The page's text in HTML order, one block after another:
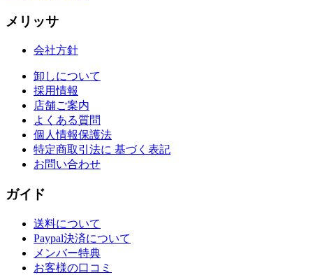
詳しく見る
【anan】4月24日発行! プ
ッグ、カードケース、箸置き
が紹介されました！
詳しく見る
【ポコチェ】3月24日発行!
マーライオンカレンダーが紹
介されました。
メリッサ
会社方針
卸しについて
採用情報
店舗ご案内
よくある質問
個人情報保護法
特定商取引法に 基づく表記
お問い合わせ
ガイド
送料について
Paypal決済について
メンバー特典
お客様の口コミ